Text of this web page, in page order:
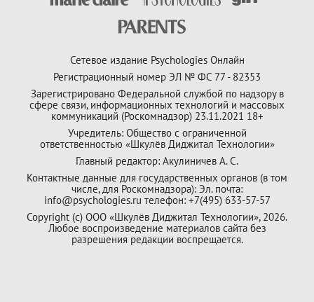
Сетевое издание Psychologies Онлайн
Регистрационный номер ЭЛ № ФС 77 - 82353
Зарегистрировано Федеральной службой по надзору в
сфере связи, информационных технологий и массовых
коммуникаций (Роскомнадзор) 23.11.2021 18+
Учредитель: Общество с ограниченной
ответственностью «Шкулёв Диджитал Технологии»
Главный редактор: Акулиничев А. С.
Контактные данные для государственных органов (в том
числе, для Роскомнадзора): Эл. почта:
info@psychologies.ru телефон: +7(495) 633-57-57
Copyright (с) ООО «Шкулёв Диджитал Технологии», 2026.
Любое воспроизведение материалов сайта без
разрешения редакции воспрещается.